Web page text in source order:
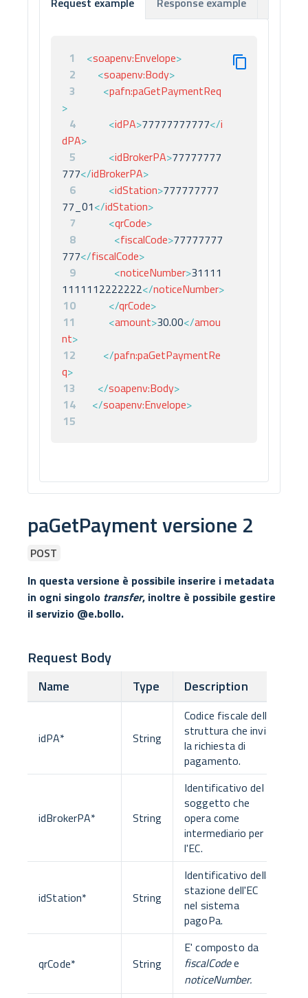
1 <soapenv:Envelope>
2
<soapenv:Body>
3
<pafn:paGetPaymentReq
>
4
<idPA>77777777777</i
dPA>
5
<idBrokerPA>77777777
777</idBrokerPA>
6
<idStation>777777777
77_01</idStation>
7
<qrCode>
8
<fiscalCode>77777777
777</fiscalCode>
9
<noticeNumber>31111
1111112222222</noticeNumber>
10
</qrCode>
11
<amount>30.00</amou
nt>
12
</pafn:paGetPaymentRe
q>
13
</soapenv:Body>
14
</soapenv:Envelope>
15
paGetPayment versione 2
POST
In questa versione è possibile inserire i metadata
in ogni singolo transfer, inoltre è possibile gestire
il servizio @e.bollo.
Request Body
Name Type Description
idPA* String
Codice fiscale della
struttura che invia
la richiesta di
pagamento.
idBrokerPA* String
Identificativo del
soggetto che
opera come
intermediario per
l'EC.
idStation* String
Identificativo della
stazione dell'EC
nel sistema
pagoPa.
qrCode* String
E' composto da
fiscalCodee
noticeNumber.